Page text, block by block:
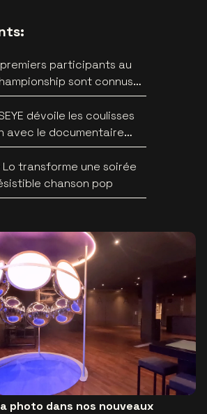
participants au
sont connus
dévoile les coulisses
avec le documentaire
Lo transforme une soirée
chanson pop
photo dans nos nouveaux